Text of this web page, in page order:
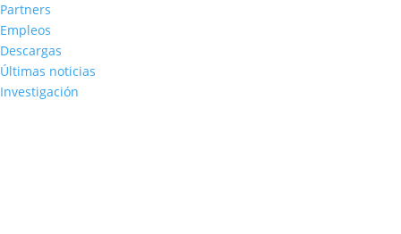
Partners
Empleos
Descargas
Últimas noticias
Investigación